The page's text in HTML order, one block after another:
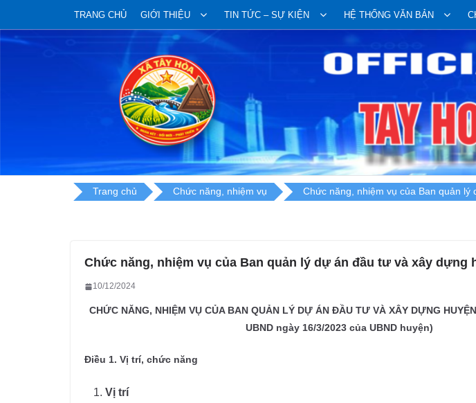
to
content
TRANG CHỦ GIỚI THIỆU TIN TỨC – SỰ KIỆN HỆ THỐNG VĂN BẢN
Trang chủ Chức năng, nhiệm vụ Chức năng, nhiệm vụ của Ban quản lý
Chức năng, nhiệm vụ của Ban quản lý dự án đầu tư và xây dựng
10/12/2024
CHỨC NĂNG, NHIỆM VỤ CỦA BAN QUẢN LÝ DỰ ÁN ĐẦU TƯ VÀ XÂY DỰNG
UBND ngày 16/3/2023 của UBND huyện)
Điều 1. Vị trí, chức năng
Vị trí